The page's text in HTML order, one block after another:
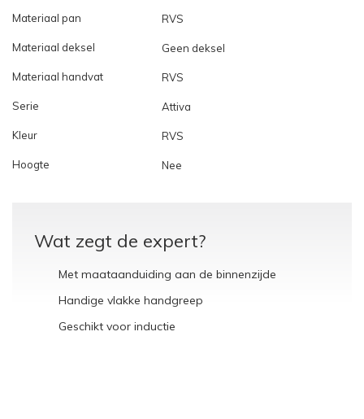
Materiaal pan RVS
Materiaal deksel Geen deksel
Materiaal handvat RVS
Serie Attiva
Kleur RVS
Hoogte Nee
Wat zegt de expert?
Met maataanduiding aan de binnenzijde
Handige vlakke handgreep
Geschikt voor inductie